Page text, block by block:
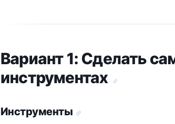
Вариант 1: Сделать
инструментах
Инструменты